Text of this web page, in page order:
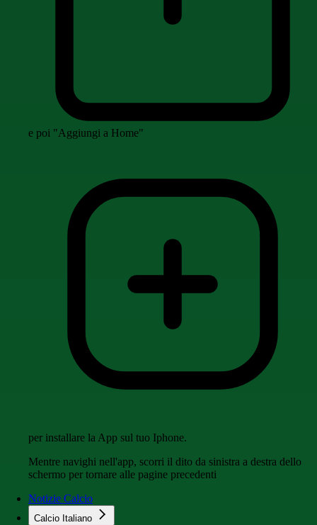
e poi "Aggiungi a Home"
per installare la App sul tuo Iphone.
Mentre navighi nell'app, scorri il dito da sinistra a destra dello
schermo per tornare alle pagine precedenti
Notizie Calcio
Calcio Italiano